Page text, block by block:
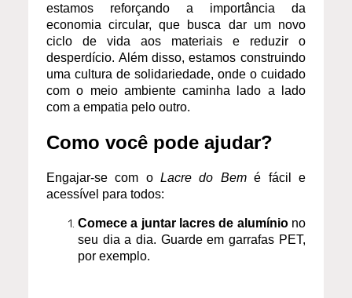
estamos reforçando a importância da
economia circular, que busca dar um novo
ciclo de vida aos materiais e reduzir o
desperdício. Além disso, estamos construindo
uma cultura de solidariedade, onde o cuidado
com o meio ambiente caminha lado a lado
com a empatia pelo outro.
Como você pode ajudar?
Engajar-se com oLacre do Bemé fácil e
acessível para todos:
Comece a juntar lacres de alumíniono
seu dia a dia. Guarde em garrafas PET,
por exemplo.